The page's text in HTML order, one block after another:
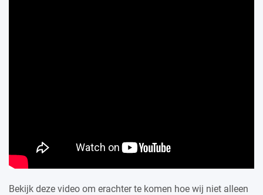
Bekijk deze video om erachter te komen hoe wij niet alleen